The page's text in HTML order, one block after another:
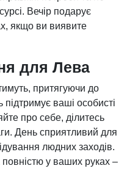
Вечір подарує
якщо ви виявите
для Лева
притягуючи до
ваші особисті
про себе, ділитесь
День сприятливий для
людних заходів.
у ваших руках –